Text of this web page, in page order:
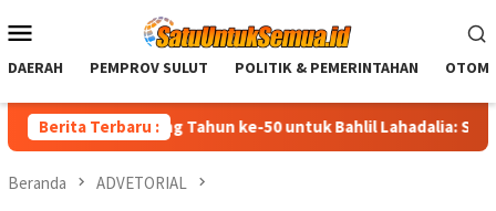
ke
Mobile
DAERAH PEMPROV SULUT POLITIK & PEMERINTAHAN
Berita Terbaru :
Ulang Tahun ke-50 untuk Bahlil Lahadalia: Semoga Diberi
Beranda ADVETORIAL